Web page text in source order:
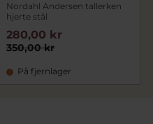
Nordahl Andersen tallerken
hjerte stål
350,00 kr
280,00 kr
På fjernlager